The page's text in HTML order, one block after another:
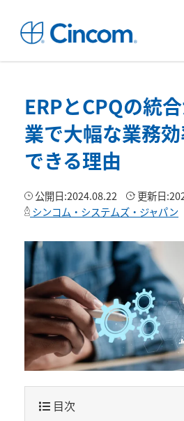
ERPとCPQの統
業で大幅な業務
できる理由
公開日:2024.08.22 更新日:
シンコム・システムズ・ジャパン
目次